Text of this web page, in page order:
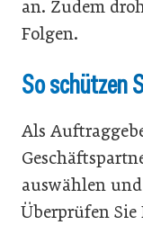
an. Zudem
Folgen.
So schützen
Als
auswählen
Überprüfen Sie